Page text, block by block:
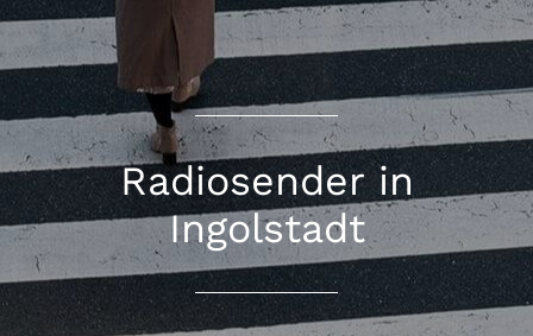
Radiosender in
Ingolstadt